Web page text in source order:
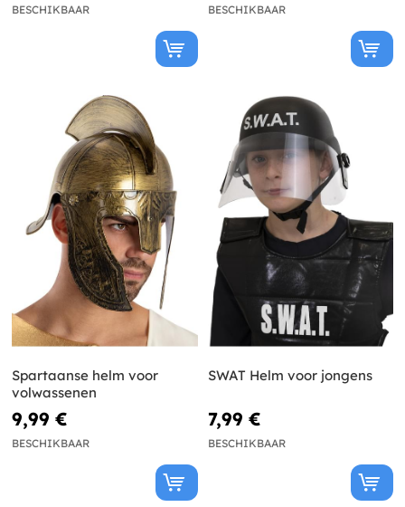
BESCHIKBAAR BESCHIKBAAR
Spartaanse helm voor
volwassenen
9,99 €
BESCHIKBAAR
SWAT Helm voor jongens
7,99 €
BESCHIKBAAR